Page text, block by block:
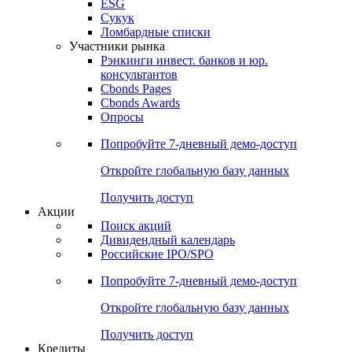
Кривые доходности
Best bid/ask
ЦФА
ESG
Сукук
Ломбардные списки
Участники рынка
Рэнкинги инвест. банков и юр.
Cbonds Pages
Опросы
Попробуйте7-дневный
Откройте глобальную базу данных
Получить доступ
Поиск акций
Российские IPO/SPO
Попробуйте7-дневный